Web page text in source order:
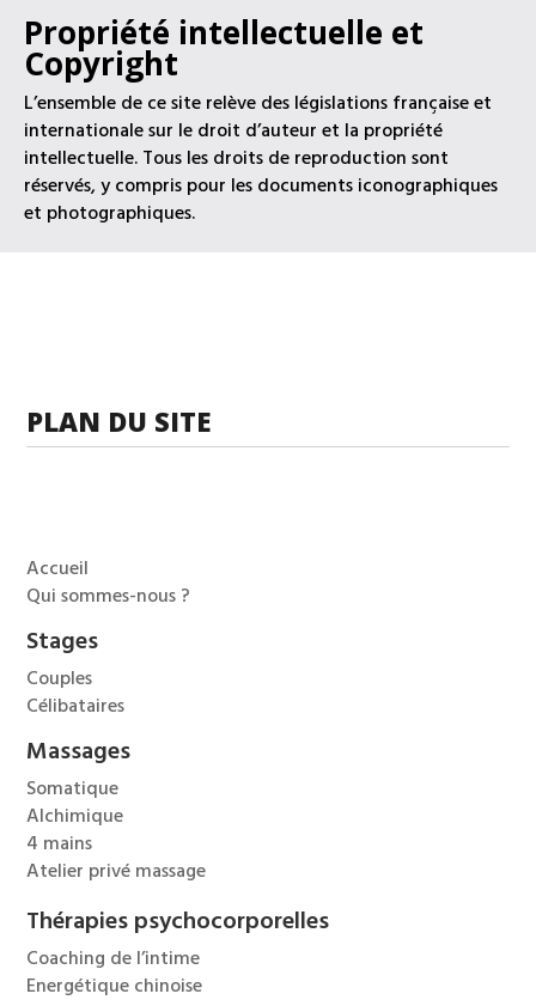
Propriété intellectuelle et
Copyright
L’ensemble de ce site relève des législations française et
internationale sur le droit d’auteur et la propriété
intellectuelle. Tous les droits de reproduction sont
réservés, y compris pour les documents iconographiques
et photographiques.
PLAN DU SITE
Accueil
Qui sommes-nous ?
Stages
Couples
Célibataires
Massages
Somatique
Alchimique
4 mains
Atelier privé massage
Thérapies psychocorporelles
Coaching de l’intime
Energétique chinoise